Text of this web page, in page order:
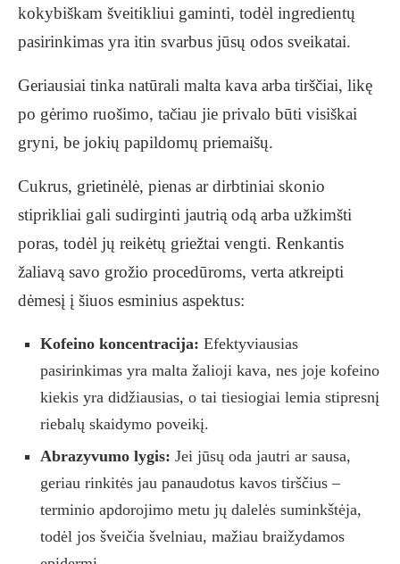
kokybiškam šveitikliui gaminti, todėl ingredientų
pasirinkimas yra itin svarbus jūsų odos sveikatai.
Geriausiai tinka natūrali malta kava arba tirščiai, likę
po gėrimo ruošimo, tačiau jie privalo būti visiškai
gryni, be jokių papildomų priemaišų.
Cukrus, grietinėlė, pienas ar dirbtiniai skonio
stiprikliai gali sudirginti jautrią odą arba užkimšti
poras, todėl jų reikėtų griežtai vengti. Renkantis
žaliavą savo grožio procedūroms, verta atkreipti
dėmesį į šiuos esminius aspektus:
Kofeino koncentracija: Efektyviausias
pasirinkimas yra malta žalioji kava, nes joje kofeino
kiekis yra didžiausias, o tai tiesiogiai lemia stipresnį
riebalų skaidymo poveikį.
Abrazyvumo lygis: Jei jūsų oda jautri ar sausa,
geriau rinkitės jau panaudotus kavos tirščius –
terminio apdorojimo metu jų dalelės suminkštėja,
todėl jos šveičia švelniau, mažiau braižydamos